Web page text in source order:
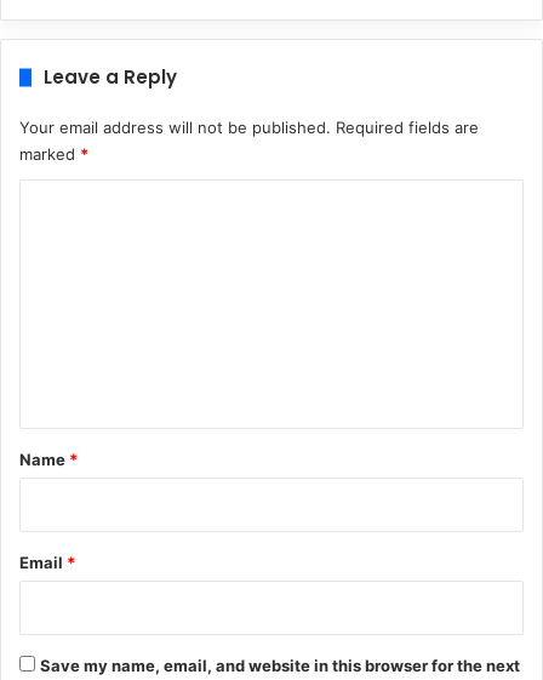
Leave a Reply
Your email address will not be published. Required fields are
marked *
*
Name *
Email *
Save my name, email, and website in this browser for the next